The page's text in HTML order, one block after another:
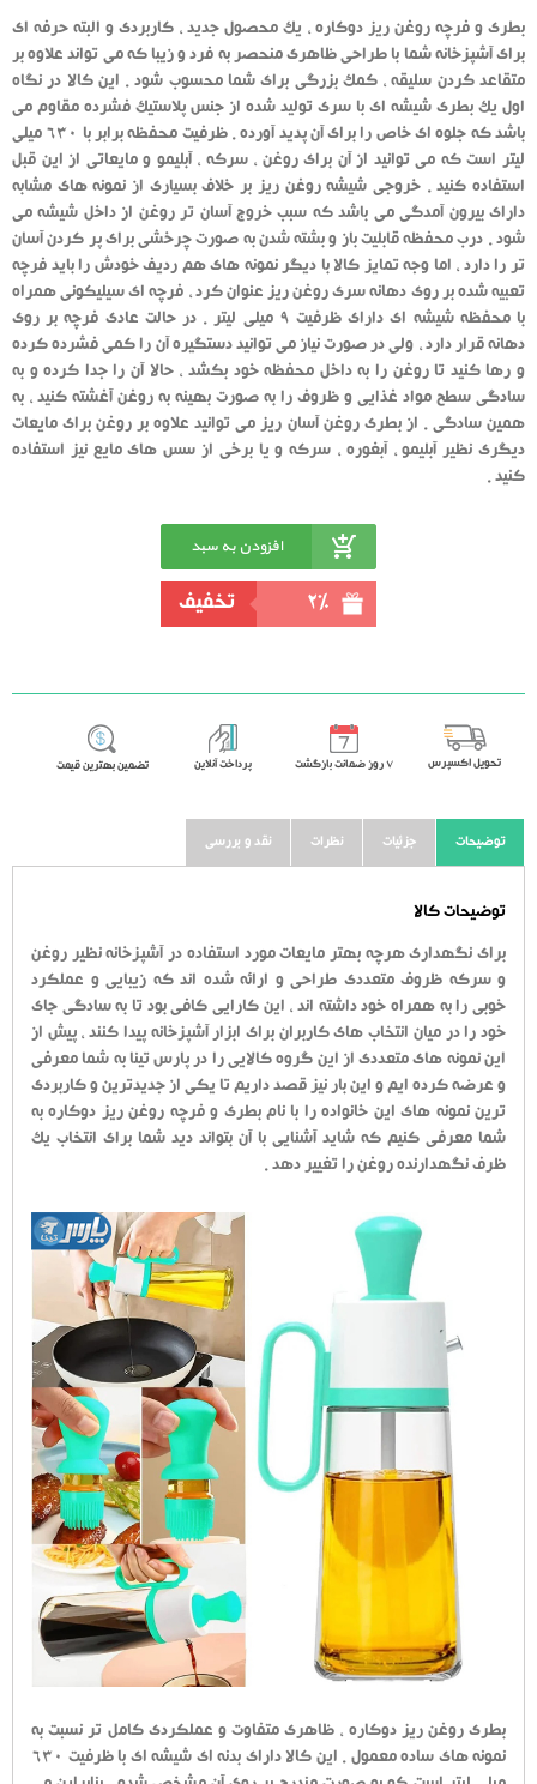
رای
دهنده
بطری و فرچه روغن ریز دوکاره ، یک محصول جدید ، کاربردی و البته حرفه ای
برای آشپزخانه شما با طراحی ظاهری منحصر به فرد و زیبا که می تواند علاوه بر
متقاعد کردن سلیقه ، کمک بزرگی برای شما محسوب شود . این کالا در نگاه
اول یک بطری شیشه ای با سری تولید شده از جنس پلاستیک فشرده مقاوم می
باشد که جلوه ای خاص را برای آن پدید آورده . ظرفیت محفظه برابر با 630 میلی
لیتر است که می توانید از آن برای روغن ، سرکه ، آبلیمو و مایعاتی از این قبل
استفاده کنید . خروجی شیشه روغن ریز بر خلاف بسیاری از نمونه های مشابه
دارای بیرون آمدگی می باشد که سبب خروج آسان تر روغن از داخل شیشه می
شود . درب محفظه قابلیت باز و بشته شدن به صورت چرخشی برای پر کردن آسان
تر را دارد ، اما وجه تمایز کالا با دیگر نمونه های هم ردیف خودش را باید فرچه
تعبیه شده بر روی دهانه سری روغن ریز عنوان کرد ، فرچه ای سیلیکونی همراه
با محفظه شیشه ای دارای ظرفیت 9 میلی لیتر . در حالت عادی فرچه بر روی
دهانه قرار دارد ، ولی در صورت نیاز می توانید دستگیره آن را کمی فشرده کرده
و رها کنید تا روغن را به داخل محفظه خود بکشد ، حالا آن را جدا کرده و به
سادگی سطح مواد غذایی و ظروف را به صورت بهینه به روغن آغشته کنید ، به
همین سادگی . از بطری روغن آسان ریز می توانید علاوه بر روغن برای مایعات
دیگری نظیر آبلیمو ، آبغوره ، سرکه و یا برخی از سس های مایع نیز استفاده
کنید .
افزودن به سبد
خرید
2% تخفیف
تحویل اکسپرس ٧ روز ضمانت بازگشت پرداخت آنلاین تضمین بهترین قیمت
توضیحات جزئیات نظرات نقد و بررسی
توضیحات کالا
برای نگهداری هرچه بهتر مایعات مورد استفاده در آشپزخانه نظیر روغن
و سرکه ظروف متعددی طراحی و ارائه شده اند که زیبایی و عملکرد
خوبی را به همراه خود داشته اند ، این کارایی کافی بود تا به سادگی جای
خود را در میان انتخاب های کاربران برای ابزار آشپزخانه پیدا کنند ، پیش از
این نمونه های متعددی از این گروه کالایی را در پارس تینا به شما معرفی
و عرضه کرده ایم و این بار نیز قصد داریم تا یکی از جدیدترین و کاربردی
ترین نمونه های این خانواده را با نام بطری و فرچه روغن ریز دوکاره به
شما معرفی کنیم که شاید آشنایی با آن بتواند دید شما برای انتخاب یک
ظرف نگهدارنده روغن را تغییر دهد .
بطری روغن ریز دوکاره ، ظاهری متفاوت و عملکردی کامل تر نسبت به
نمونه های ساده معمول . این کالا دارای بدنه ای شیشه ای با ظرفیت 630